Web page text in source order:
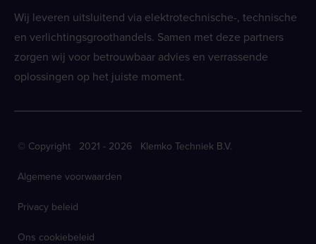
Wij leveren uitsluitend via elektrotechnische-, technische
en verlichtingsgroothandels. Samen met deze partners
zorgen wij voor betrouwbaar advies en verrassende
oplossingen op het juiste moment.
© Copyright 2021 - 2026 Klemko Techniek B.V.
Algemene voorwaarden
Privacy beleid
Ons cookiebeleid